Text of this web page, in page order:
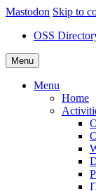
Mastodon Skip to
OSS
Menu
Menu
Home